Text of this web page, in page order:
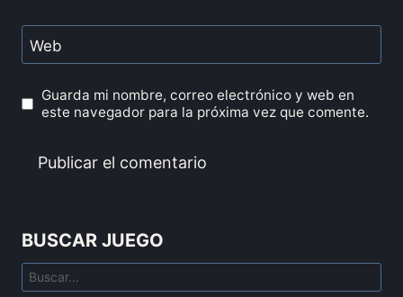
Web
Guarda mi nombre, correo electrónico y web en
este navegador para la próxima vez que comente.
BUSCAR JUEGO